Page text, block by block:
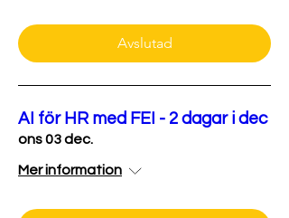
Avslutad
AI för HR med FEI - 2 dagar i dec
ons 03 dec.
Mer information